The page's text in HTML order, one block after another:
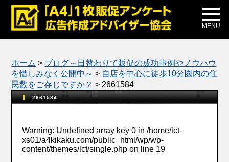
MENU
メディア掲載
公式ブログ
ホーム > ブログ～日替わりで販促の成功事例やノウハウ
を惜しみなく公開中～ > 自店を中心に徒歩10分圏内の住
民数をご存じですか？ > 2661584
2661584
Warning: Undefined array key 0 in/home/lct-
xs01/a4kikaku.com/public_html/wp/wp-
content/themes/lct/single.php on line 19